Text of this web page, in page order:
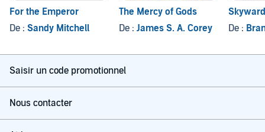
For the Emperor
De : Sandy Mitchell
The Mercy of Gods
De : James S. A. Corey
Skyward
De :
Saisir un code promotionnel
Nous contacter